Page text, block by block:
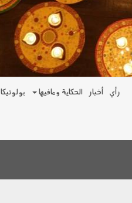
رأي أخبار الحكاية ومافيها بولوتيكا